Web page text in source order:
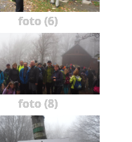
foto (6)
foto (8)